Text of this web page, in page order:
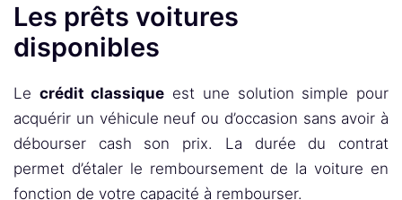
Les prêts voitures
disponibles
Le crédit classique est une solution simple pour
acquérir un véhicule neuf ou d’occasion sans avoir à
débourser cash son prix. La durée du contrat
permet d’étaler le remboursement de la voiture en
fonction de votre capacité à rembourser.